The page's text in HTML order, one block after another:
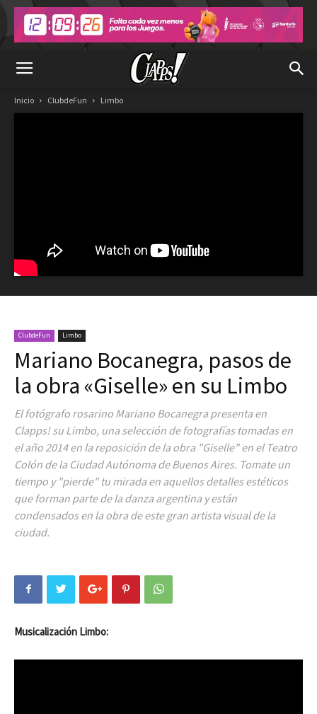
Inicio ClubdeFun Limbo
ClubdeFun Limbo
Mariano Bocanegra, pasos de
la obra «Giselle» en su Limbo
El fotógrafo rosarino Mariano Bocanegra presenta en
Clapps! su Limbo, una selección de fotografías tomadas en
el año 2014 en la reposición de la obra "Giselle" en el Teatro
Colón de la Ciudad Autónoma de Buenos Aires. Tomate un
tiempo y "pierde" tu mirada en aquellos detalles estéticos
que forman parte de la danza argentina y están
condensados en la obra de este gran artista visual de la
ciudad.
Musicalización Limbo: